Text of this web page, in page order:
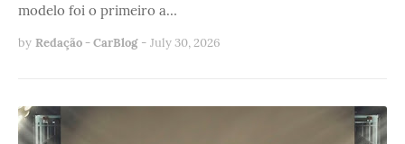
modelo foi o primeiro a…
by Redação - CarBlog - July 30, 2026